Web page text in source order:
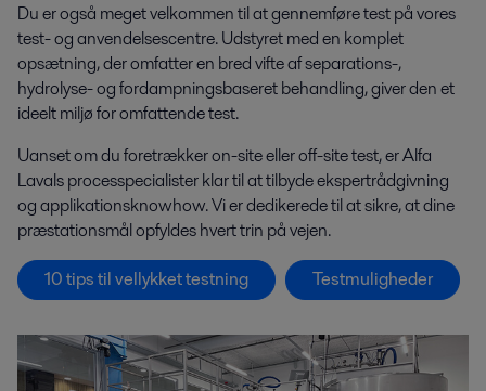
Du er også meget velkommen til at gennemføre test på vores
test- og anvendelsescentre. Udstyret med en komplet
opsætning, der omfatter en bred vifte af separations-,
hydrolyse- og fordampningsbaseret behandling, giver den et
ideelt miljø for omfattende test.
Uanset om du foretrækker on-site eller off-site test, er Alfa
Lavals processpecialister klar til at tilbyde ekspertrådgivning
og applikationsknowhow. Vi er dedikerede til at sikre, at dine
præstationsmål opfyldes hvert trin på vejen.
10 tips til vellykket testning
Testmuligheder